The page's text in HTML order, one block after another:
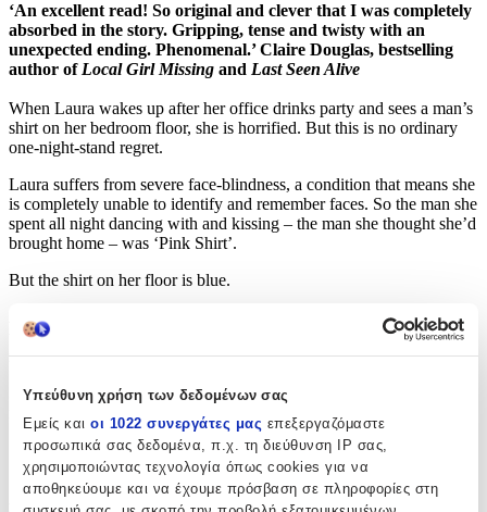
Υπεύθυνη χρήση των δεδομένων σας
Εμείς και οι 1022 συνεργάτες μας επεξεργαζόμαστε
προσωπικά σας δεδομένα, π.χ. τη διεύθυνση IP σας,
χρησιμοποιώντας τεχνολογία όπως cookies για να
αποθηκεύουμε και να έχουμε πρόσβαση σε πληροφορίες στη
‘An excellent read! So original and clever that I was completely
absorbed in the story. Gripping, tense and twisty with an
unexpected ending. Phenomenal.’ Claire Douglas, bestselling
author of Local Girl Missing and Last Seen Alive
When Laura wakes up after her office drinks party and sees a man’s
shirt on her bedroom floor, she is horrified. But this is no ordinary
one-night-stand regret.
Laura suffers from severe face-blindness, a condition that means she
is completely unable to identify and remember faces. So the man she
spent all night dancing with and kissing – the man she thought she’d
brought home – was ‘Pink Shirt’.
But the shirt on her floor is blue.
And now Laura must go to work every day, and face the man who
took advantage of her condition. The man she has no way of
recognising.
She doesn’t know who he is . . . but when she finds him she’ll
*****
‘A clever ‘who dunnit’ with atwist that almost made me miss my
flight.‘ Jane Corry, bestselling author ofMy Husband’s Wife